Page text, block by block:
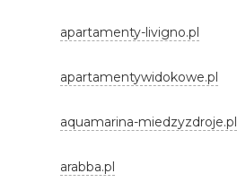
apartamenty-livigno.pl
apartamentywidokowe.pl
aquamarina-miedzyzdroje.pl
arabba.pl